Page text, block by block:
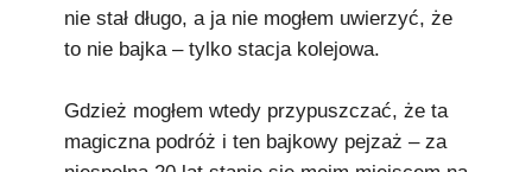
nie stał długo, a ja nie mogłem uwierzyć, że
to nie bajka – tylko stacja kolejowa.
Gdzież mogłem wtedy przypuszczać, że ta
magiczna podróż i ten bajkowy pejzaż – za